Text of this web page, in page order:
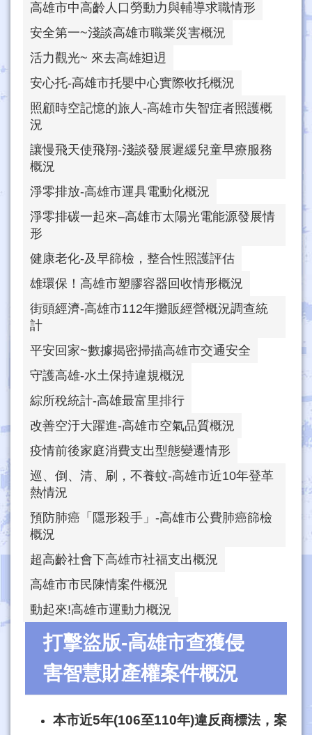
高雄市中高齡人口勞動力與輔導求職情形
安全第一~淺談高雄市職業災害概況
活力觀光~ 來去高雄𨑨迌
安心托-高雄市托嬰中心實際收托概況
照顧時空記憶的旅人-高雄市失智症者照護概
況
讓慢飛天使飛翔-淺談發展遲緩兒童早療服務
概況
淨零排放-高雄市運具電動化概況
淨零排碳一起來–高雄市太陽光電能源發展情
形
健康老化-及早篩檢，整合性照護評估
雄環保！高雄市塑膠容器回收情形概況
街頭經濟-高雄市112年攤販經營概況調查統
計
平安回家~數據揭密掃描高雄市交通安全
守護高雄-水土保持違規概況
綜所稅統計-高雄最富里排行
改善空汙大躍進-高雄市空氣品質概況
疫情前後家庭消費支出型態變遷情形
巡、倒、清、刷，不養蚊-高雄市近10年登革
熱情況
預防肺癌「隱形殺手」-高雄市公費肺癌篩檢
概況
超高齡社會下高雄市社福支出概況
高雄市市民陳情案件概況
動起來!高雄市運動力概況
打擊盜版-高雄市查獲侵
害智慧財產權案件概況
本市近5年(106至110年)違反商標法，案